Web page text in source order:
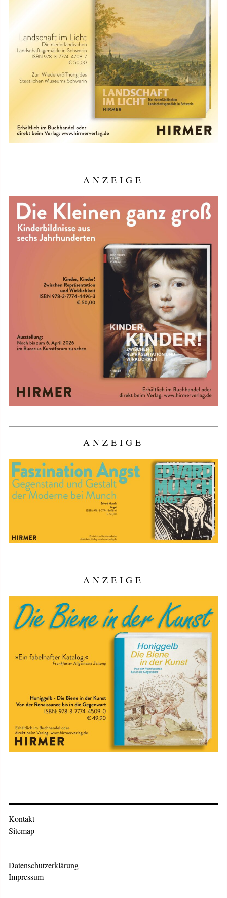
ANZEIGE
ANZEIGE
ANZEIGE
Kontakt
Sitemap
Datenschutzerklärung
Impressum